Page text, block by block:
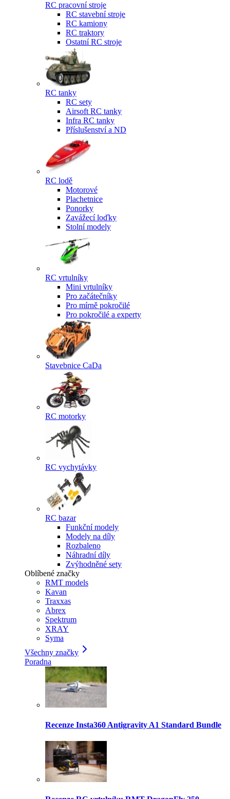
RC pracovní stroje
RC stavební stroje
RC kamiony
RC traktory
Ostatní RC stroje
RC tanky
RC sety
Airsoft RC tanky
Infra RC tanky
Příslušenství a ND
RC lodě
Motorové
Plachetnice
Ponorky
Zavážecí loďky
Stolní modely
RC vrtulníky
Mini vrtulníky
Pro začátečníky
Pro mírně pokročilé
Pro pokročilé a experty
Stavebnice CaDa
RC motorky
RC vychytávky
RC bazar
Funkční modely
Modely na díly
Rozbaleno
Náhradní díly
Zvýhodněné sety
Oblíbené značky
RMT models
Kavan
Traxxas
Abrex
Spektrum
XRAY
Syma
Všechny značky
Poradna
Recenze Insta360 Antigravity A1 Standard Bundle